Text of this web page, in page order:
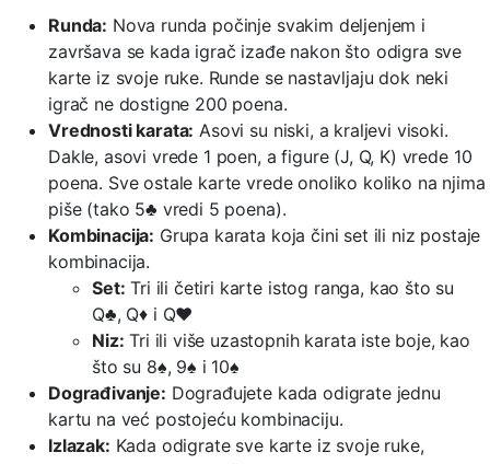
Runda: Nova runda počinje svakim deljenjem i
završava se kada igrač izađe nakon što odigra sve
karte iz svoje ruke. Runde se nastavljaju dok neki
igrač ne dostigne 200 poena.
Vrednosti karata: Asovi su niski, a kraljevi visoki.
Dakle, asovi vrede 1 poen, a figure (J, Q, K) vrede 10
poena. Sve ostale karte vrede onoliko koliko na njima
piše (tako 5♣ vredi 5 poena).
Kombinacija: Grupa karata koja čini set ili niz postaje
kombinacija.
Set: Tri ili četiri karte istog ranga, kao što su
Q♣, Q♦ i Q♥
Niz: Tri ili više uzastopnih karata iste boje, kao
što su 8♠, 9♠ i 10♠
Dograđivanje: Dograđujete kada odigrate jednu
kartu na već postojeću kombinaciju.
Izlazak: Kada odigrate sve karte iz svoje ruke,